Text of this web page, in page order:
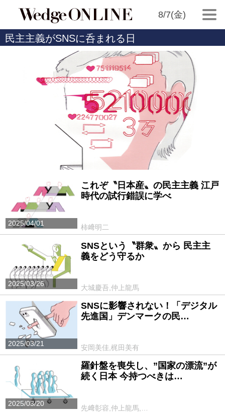
8/7(金)
民主主義がSNSに呑まれる日
2025/04/01
これぞ〝日本産〟の民主主義 江戸
時代の試行錯誤に学べ
柿﨑明二
2025/03/26
SNSという〝群衆〟から 民主主
義をどう守るか
大城慶吾,仲上龍馬
2025/03/21
SNSに影響されない！「デジタル
先進国」デンマークの民…
安岡美佳,梶田美有
2025/03/20
羅針盤を喪失し、”国家の漂流”が
続く日本 今持つべきは…
先﨑彰容,仲上龍馬,…